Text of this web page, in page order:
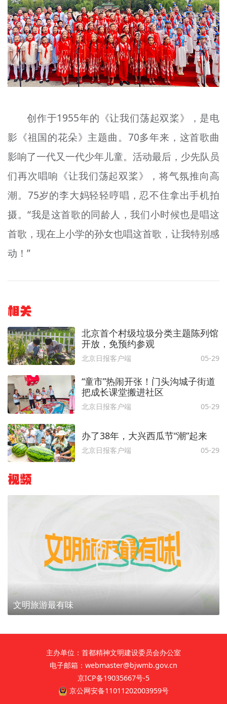
创作于1955年的《让我们荡起双桨》，是电
影《祖国的花朵》主题曲。70多年来，这首歌曲
影响了一代又一代少年儿童。活动最后，少先队员
们再次唱响《让我们荡起双桨》，将气氛推向高
潮。75岁的李大妈轻轻哼唱，忍不住拿出手机拍
摄。“我是这首歌的同龄人，我们小时候也是唱这
首歌，现在上小学的孙女也唱这首歌，让我特别感
动！”
相关
北京首个村级垃圾分类主题陈列馆
开放，免预约参观
北京日报客户端 05-29
“童市”热闹开张！门头沟城子街道
把成长课堂搬进社区
北京日报客户端 05-29
办了38年，大兴西瓜节“潮”起来
北京日报客户端 05-29
视频
文明旅游最有味
主办单位：首都精神文明建设委员会办公室
电子邮箱：webmaster@bjwmb.gov.cn
京ICP备19035667号-5
京公网安备11011202003959号